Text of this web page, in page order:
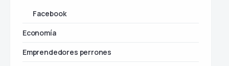
Facebook
Economía
Emprendedores perrones